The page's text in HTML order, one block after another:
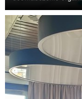
Centralnej – XV